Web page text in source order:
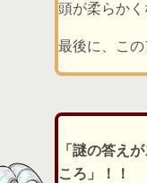
頭が柔らかく
最後に、こ
「謎の答え
ころ」！！